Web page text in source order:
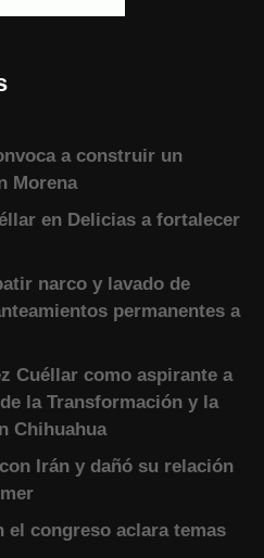
a construir un
Morena
en Delicias a fortalecer
narco y lavado de
permanentes a
Cuéllar como aspirante a
la Transformación y la
Chihuahua
Irán y dañó su relación
el congreso aclara temas